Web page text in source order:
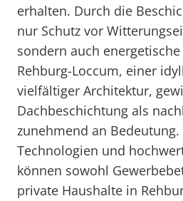
erhalten. Durch die
nur Schutz vor
sondern auch
Rehburg-Loccum, einer
vielfältiger Architektur,
Dachbeschichtung als
zunehmend an
Technologien und
können sowohl
private Haushalte in